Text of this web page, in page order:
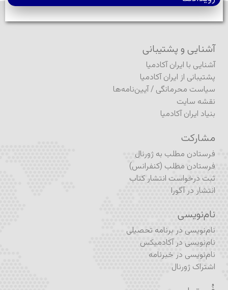
آشنایی و پشتیبانی
آشنایی با ایران آکادمیا
پشتیبانی از ایران آکادمیا
سیاست محرمانگی /آیین‌نامه‌ها
نقشه سایت
بنیاد ایران آکادمیا
مشارکت
فرستادن مطلب به ژورنال
فرستادن مطلب (کنفرانس)
ثبت درخواست انتشار کتاب
انتشار در آگورا
نام‌نویسی
نام‌نویسی در برنامه تحصیلی
نام‌نویسی در آکادمیکس
نام‌نویسی در خبرنامه
اشتراک ژورنال